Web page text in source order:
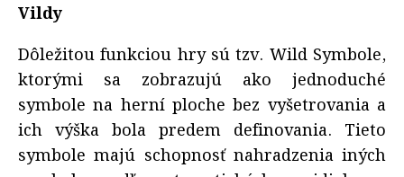
Vildy
Dôležitou funkciou hry sú tzv. Wild Symbole,
ktorými sa zobrazujú ako jednoduché
symbole na herní ploche bez vyšetrovania a
ich výška bola predem definovania. Tieto
symbole majú schopnosť nahradzenia iných